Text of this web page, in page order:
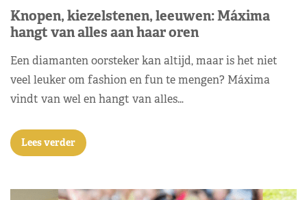
Knopen, kiezelstenen, leeuwen: Máxima
hangt van alles aan haar oren
Een diamanten oorsteker kan altijd, maar is het niet
veel leuker om fashion en fun te mengen? Máxima
vindt van wel en hangt van alles…
Lees verder